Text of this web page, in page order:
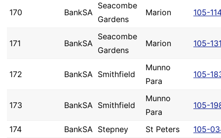
170 BankSA
Seacombe
Gardens
Marion 105-
171 BankSA
Seacombe
Gardens
Marion 105-
172 BankSA Smithfield
Munno
Para
105-
173 BankSA Smithfield
Munno
Para
105-
174 BankSA Stepney St Peters
105-